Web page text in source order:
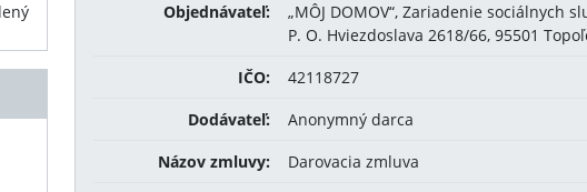
Objednávateľ:
„MÔJ DOMOV“, Zariadenie sociálnych
P. O. Hviezdoslava 2618/66, 95501
IČO:
42118727
Dodávateľ:
Anonymný darca
Názov zmluvy:
Darovacia zmluva